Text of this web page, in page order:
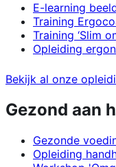
E-learning
Training
Training ‘Slim
Opleiding
Bekijk al onze
Gezond aan
Gezonde
Opleiding